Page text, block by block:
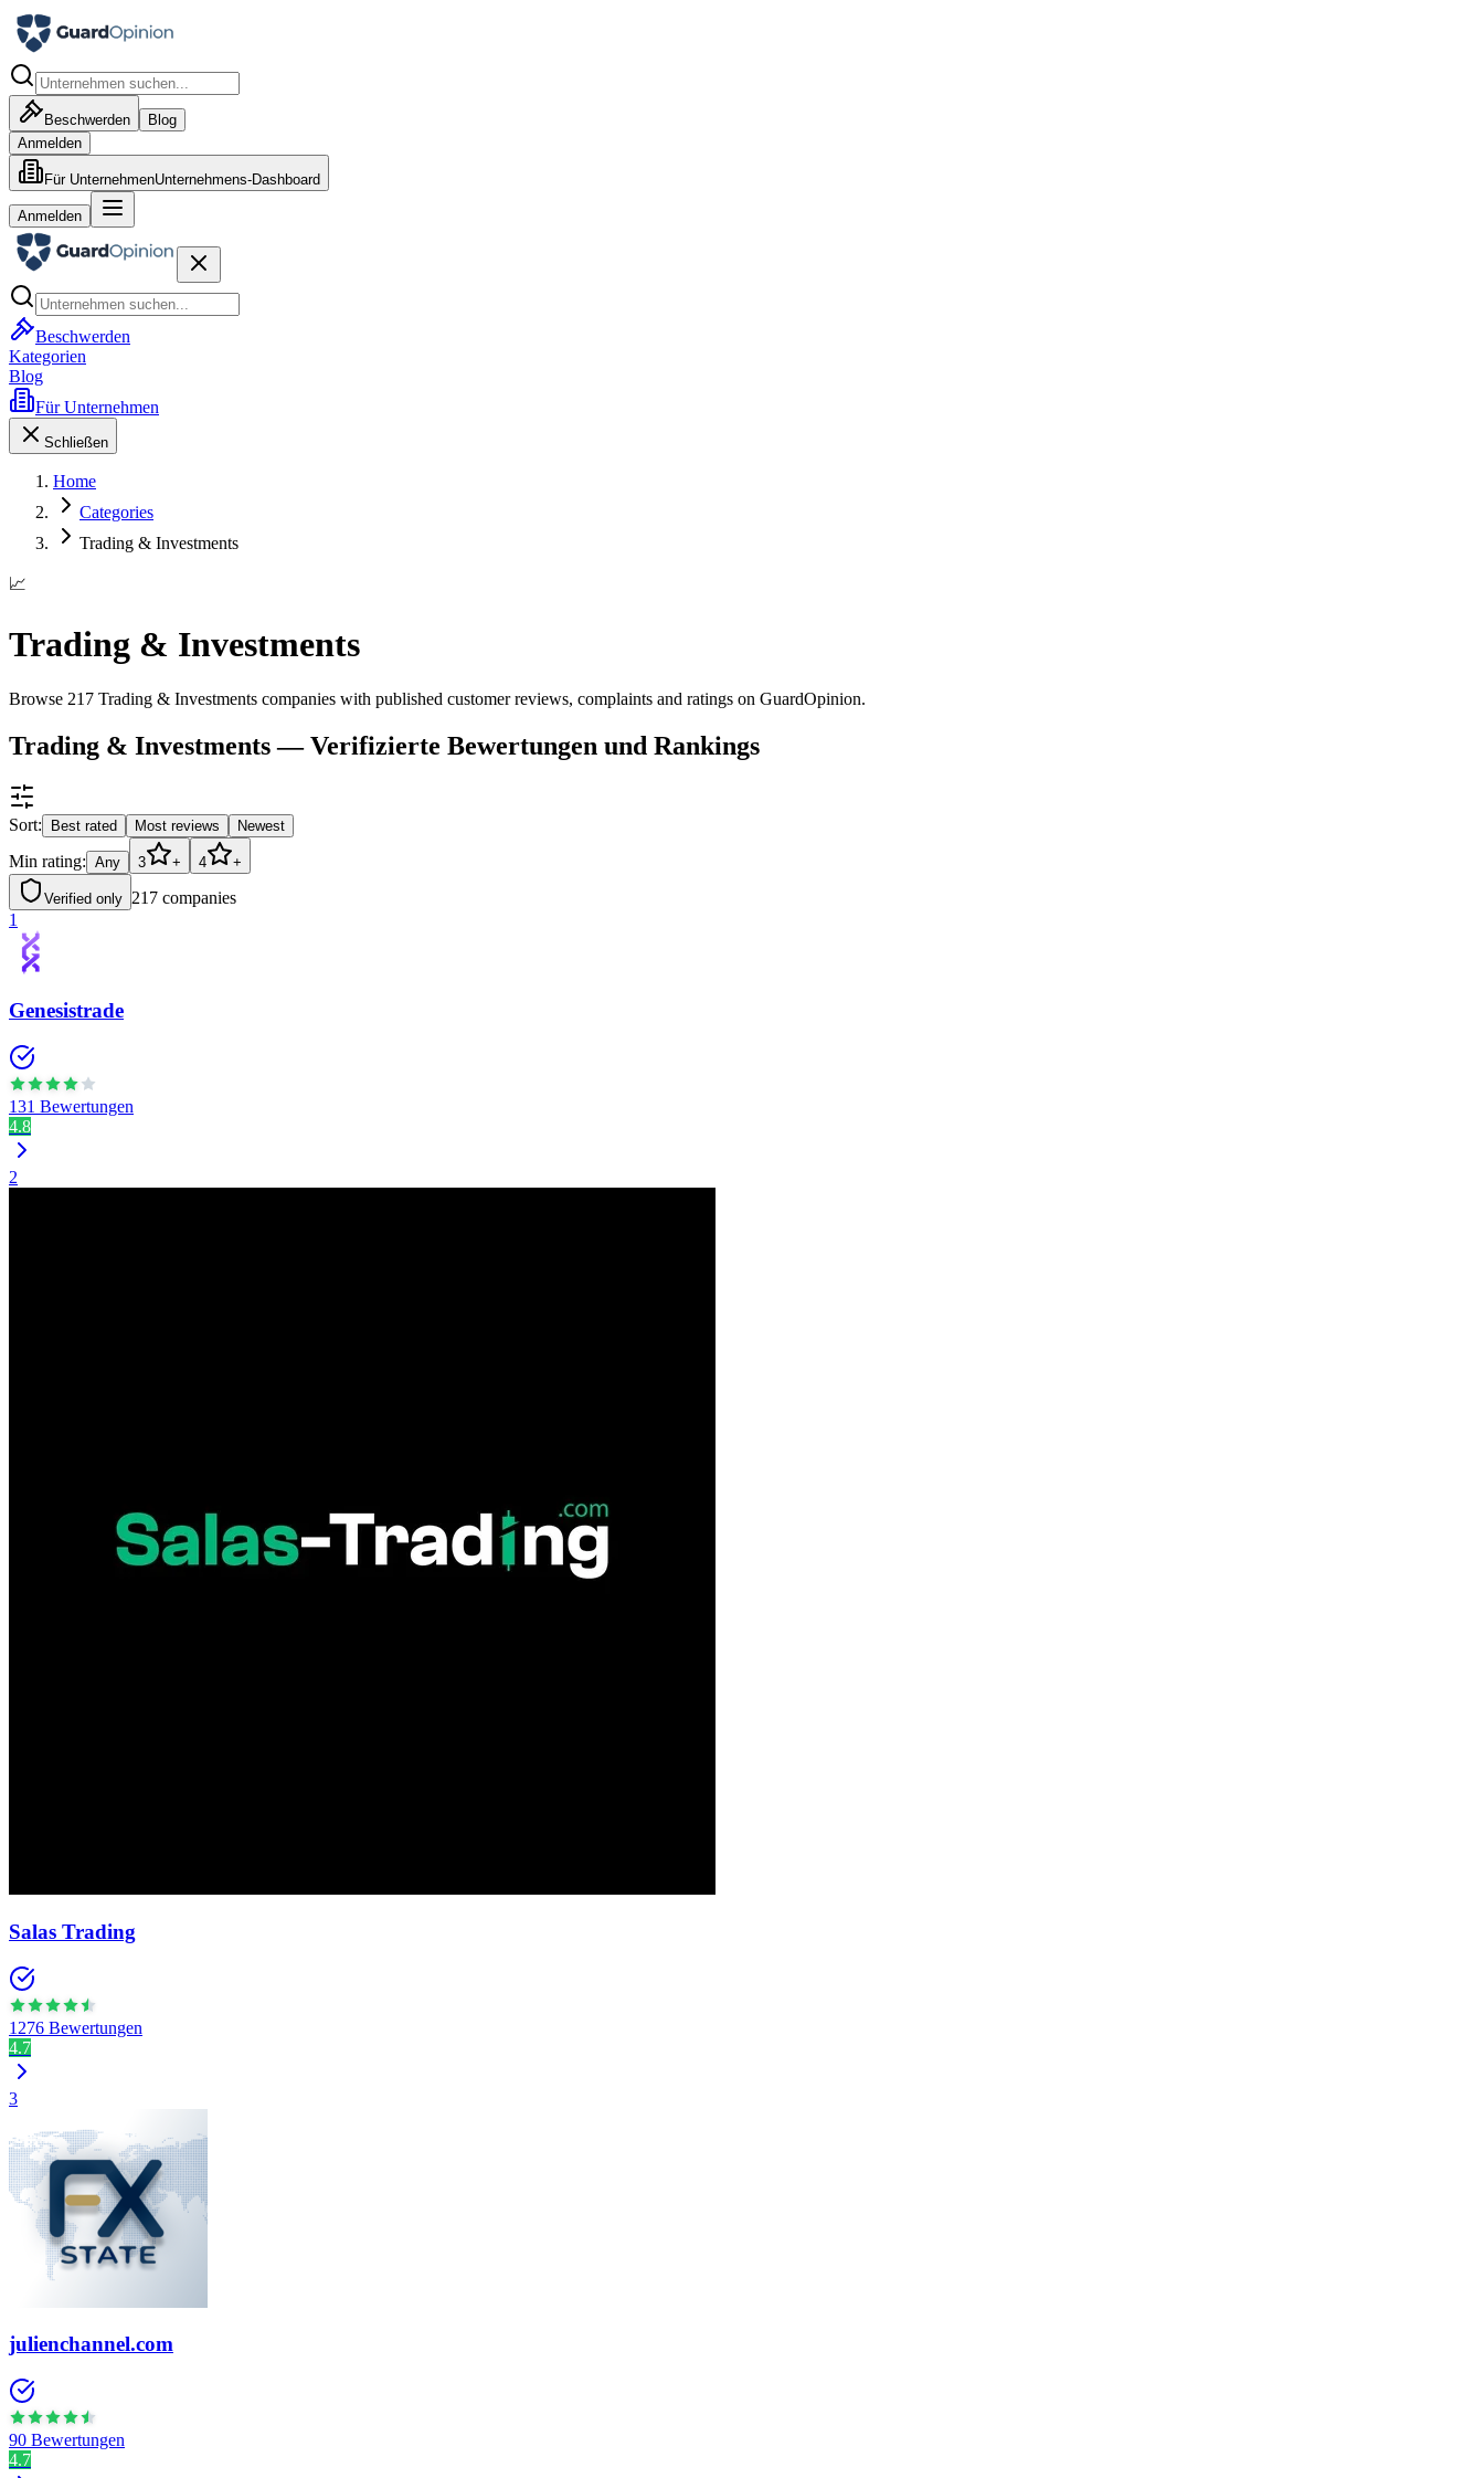
Beschwerden
Blog
Anmelden
Für UnternehmenUnternehmens-Dashboard
Anmelden
Beschwerden
Kategorien
Blog
Für Unternehmen
Schließen
Home
Categories
Trading & Investments
📈
Trading & Investments
Browse 217 Trading & Investments companies with published customer reviews, complaints and ratings on GuardOpinion.
Trading & Investments — Verifizierte Bewertungen und Rankings
Sort: Best rated Most reviews Newest
Min rating: Any 3 + 4 +
Verified only 217 companies
1
Genesistrade
131 Bewertungen
4.8
2
Salas Trading
1276 Bewertungen
4.7
3
julienchannel.com
90 Bewertungen
4.7